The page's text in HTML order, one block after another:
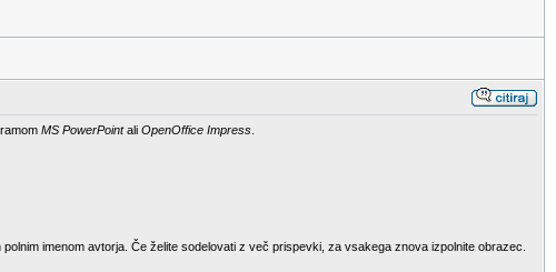
MS PowerPointali OpenOffice Impress
imenom avtorja. Če želite sodelovati z več prispevki, za vsakega znova izpolnite obrazec.